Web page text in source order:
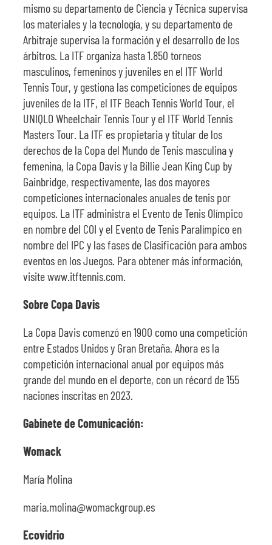
mismo su departamento de Ciencia y Técnica supervisa
los materiales y la tecnología, y su departamento de
Arbitraje supervisa la formación y el desarrollo de los
árbitros. La ITF organiza hasta 1.850 torneos
masculinos, femeninos y juveniles en el ITF World
Tennis Tour, y gestiona las competiciones de equipos
juveniles de la ITF, el ITF Beach Tennis World Tour, el
UNIQLO Wheelchair Tennis Tour y el ITF World Tennis
Masters Tour. La ITF es propietaria y titular de los
derechos de la Copa del Mundo de Tenis masculina y
femenina, la Copa Davis y la Billie Jean King Cup by
Gainbridge, respectivamente, las dos mayores
competiciones internacionales anuales de tenis por
equipos. La ITF administra el Evento de Tenis Olímpico
en nombre del COI y el Evento de Tenis Paralímpico en
nombre del IPC y las fases de Clasificación para ambos
eventos en los Juegos. Para obtener más información,
visite www.itftennis.com.
Sobre Copa Davis
La Copa Davis comenzó en 1900 como una competición
entre Estados Unidos y Gran Bretaña. Ahora es la
competición internacional anual por equipos más
grande del mundo en el deporte, con un récord de 155
naciones inscritas en 2023.
Gabinete de Comunicación:
Womack
María Molina
maria.molina@womackgroup.es
Ecovidrio